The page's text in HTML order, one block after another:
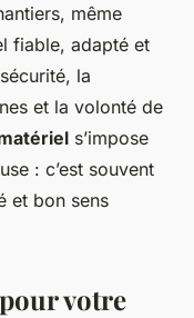
même
fiable, adapté et
la
et la volonté de
s’impose
: c’est souvent
et bon sens
votre